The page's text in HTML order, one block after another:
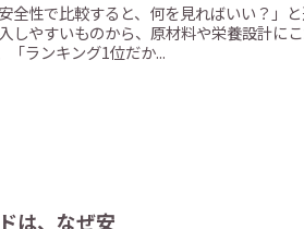
全性で比較すると、何を見ればいい？」
しやすいものから、原材料や栄養設計に
「ランキング1位だか...
は、なぜ安